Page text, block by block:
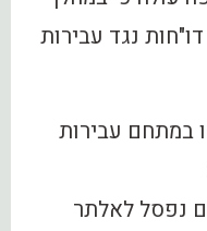
השבוע נרשמו בסה"כ כ-900 דו"חות נגד עבירות
במתחם עבירות
של 52 נהגים נפסל לאלתר